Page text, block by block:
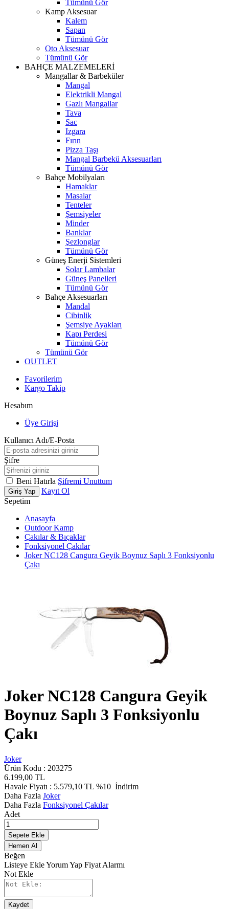
Tümünü Gör
Kamp Aksesuar
Kalem
Sapan
Tümünü Gör
Oto Aksesuar
Tümünü Gör
BAHÇE MALZEMELERİ
Mangallar & Barbeküler
Mangal
Elektrikli Mangal
Gazlı Mangallar
Tava
Sac
Izgara
Fırın
Pizza Taşı
Mangal Barbekü Aksesuarları
Tümünü Gör
Bahçe Mobilyaları
Hamaklar
Masalar
Tenteler
Şemsiyeler
Minder
Banklar
Şezlonglar
Tümünü Gör
Güneş Enerji Sistemleri
Solar Lambalar
Güneş Panelleri
Tümünü Gör
Bahçe Aksesuarları
Mandal
Cibinlik
Şemsiye Ayakları
Kapı Perdesi
Tümünü Gör
Tümünü Gör
OUTLET
Favorilerim
Kargo Takip
Hesabım
Üye Girişi
Kullanıcı Adı/E-Posta
Şifre
Beni Hatırla Şifremi Unuttum
Giriş Yap
Kayıt Ol
Sepetim
Anasayfa
Outdoor Kamp
Çakılar & Bıçaklar
Fonksiyonel Çakılar
Joker NC128 Cangura Geyik Boynuz Saplı 3 Fonksiyonlu
Çakı
Joker NC128 Cangura Geyik
Boynuz Saplı 3 Fonksiyonlu
Çakı
Joker
Ürün Kodu : 203275
6.199,00 TL
Havale Fiyatı : 5.579,10 TL %10 İndirim
Daha Fazla Joker
Daha Fazla Fonksiyonel Çakılar
Adet
Sepete Ekle
Hemen Al
Beğen
Listeye EkleYorum Yap Fiyat Alarmı
Not Ekle
Kaydet